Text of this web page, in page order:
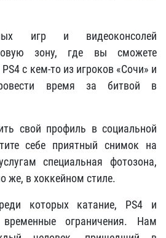
игр и видеоконсолей
зону, где вы сможете
с кем-то из игроков «Сочи» и
время за битвой в
свой профиль в социальной
себе приятный снимок на
специальная фотозона,
же, в хоккейном стиле.
которых катание, PS4 и
ограничения. Нам